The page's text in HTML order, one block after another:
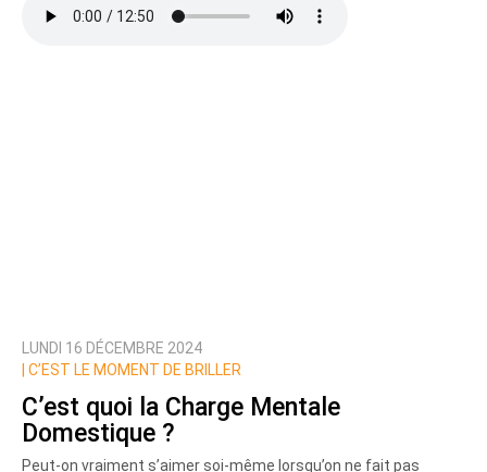
LUNDI 16 DÉCEMBRE 2024
C’EST LE MOMENT DE BRILLER
C’est quoi la Charge Mentale
Domestique ?
Peut-on vraiment s’aimer soi-même lorsqu’on ne fait pas